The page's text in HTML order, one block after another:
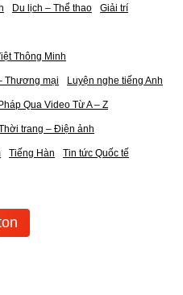
Du lịch – Thể thao Giải trí
Thông Minh
Thương mại Luyện nghe tiếng Anh
Qua Video Từ A – Z
trang – Điện ảnh
Tiếng Hàn Tin tức Quốc tế